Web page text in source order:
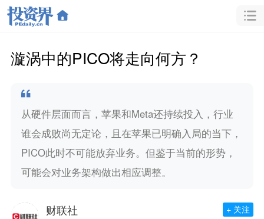
漩涡中的PICO将走向何方？
从硬件层面而言，苹果和Meta还持续投入，行业
谁会成败尚无定论，且在苹果已明确入局的当下，
PICO此时不可能放弃业务。但鉴于当前的形势，
可能会对业务架构做出相应调整。
财联社 + 关注